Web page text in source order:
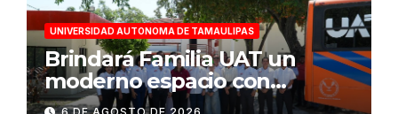
UNIVERSIDAD AUTONOMA DE TAMAULIPAS
Brindará Familia UAT un
moderno espacio con
sentido humano en la nueva